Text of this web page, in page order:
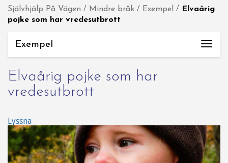
Självhjälp På Vägen / Mindre bråk / Exempel / Elvaårig
pojke som har vredesutbrott
Exempel
Elvaårig pojke som har
vredesutbrott
Lyssna